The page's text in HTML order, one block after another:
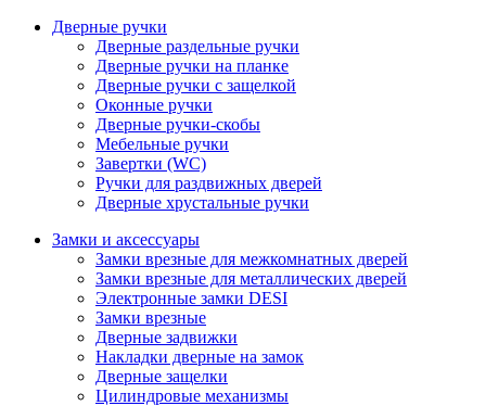
Дверные ручки
Дверные раздельные ручки
Дверные ручки на планке
Дверные ручки с защелкой
Оконные ручки
Дверные ручки-скобы
Мебельные ручки
Завертки (WC)
Ручки для раздвижных дверей
Дверные хрустальные ручки
Замки и аксессуары
Замки врезные для межкомнатных дверей
Замки врезные для металлических дверей
Электронные замки DESI
Замки врезные
Дверные задвижки
Накладки дверные на замок
Дверные защелки
Цилиндровые механизмы